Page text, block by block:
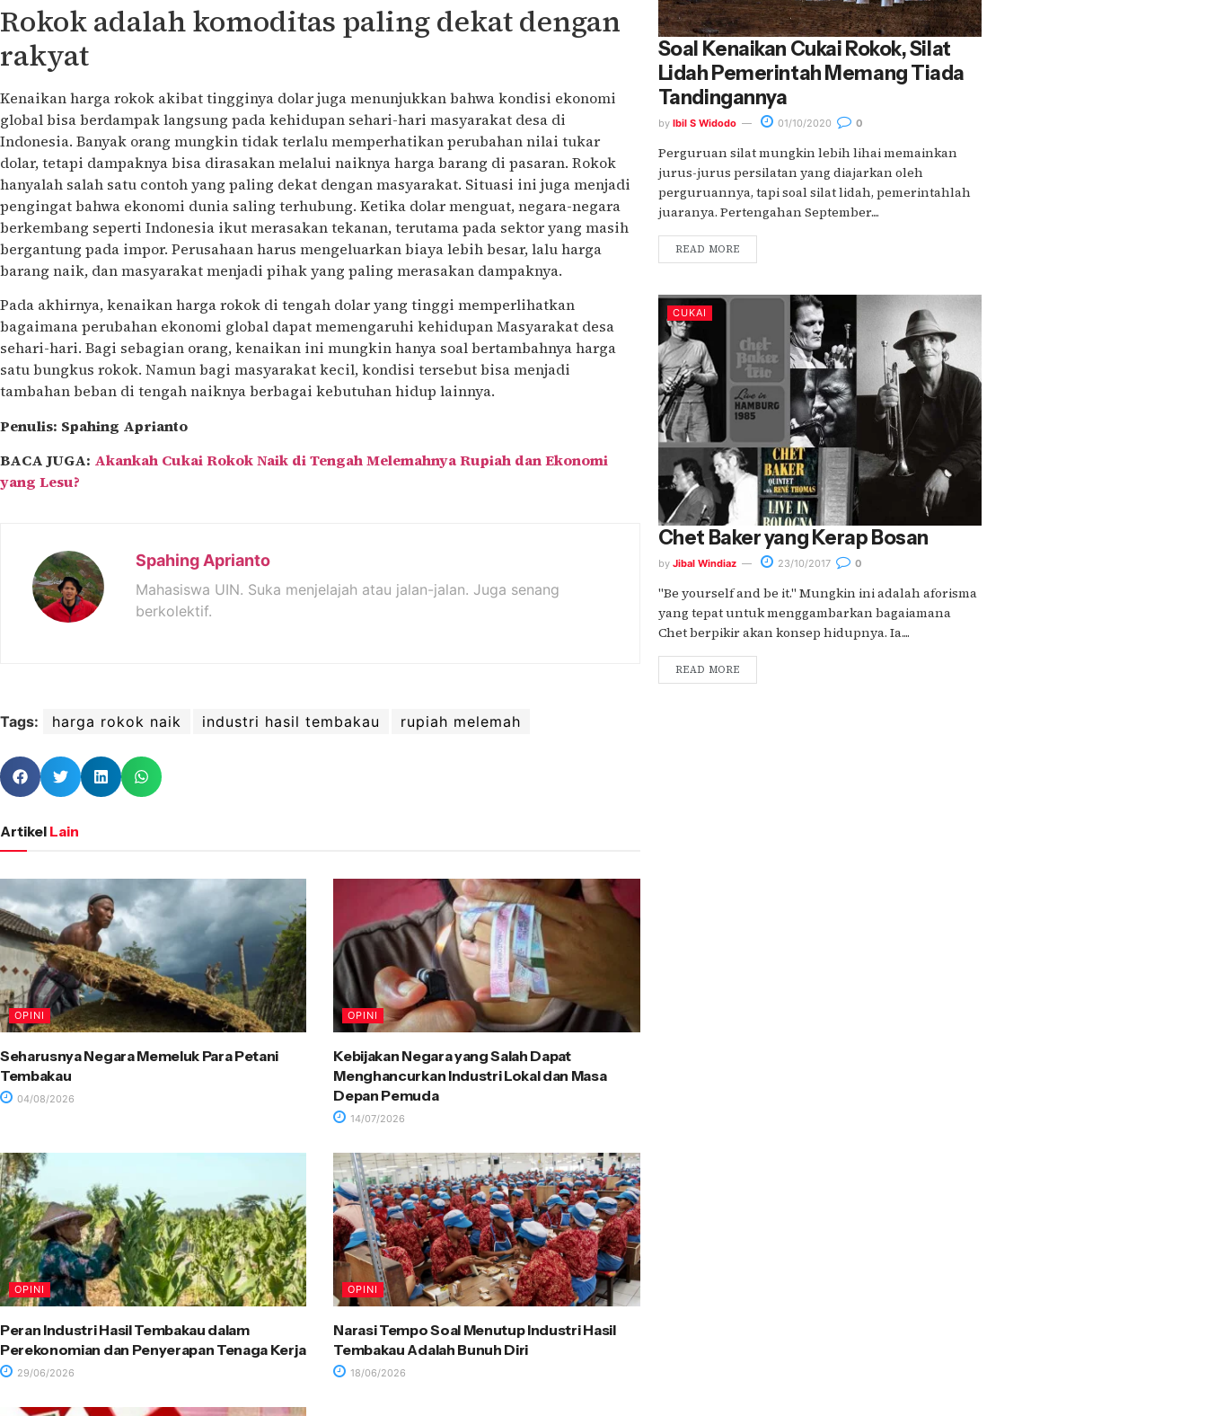
Rokok adalah komoditas paling dekat dengan
rakyat
Kenaikan harga rokok akibat tingginya dolar juga menunjukkan bahwa kondisi ekonomi
global bisa berdampak langsung pada kehidupan sehari-hari masyarakat desa di
Indonesia. Banyak orang mungkin tidak terlalu memperhatikan perubahan nilai tukar
dolar, tetapi dampaknya bisa dirasakan melalui naiknya harga barang di pasaran. Rokok
hanyalah salah satu contoh yang paling dekat dengan masyarakat. Situasi ini juga menjadi
pengingat bahwa ekonomi dunia saling terhubung. Ketika dolar menguat, negara-negara
berkembang seperti Indonesia ikut merasakan tekanan, terutama pada sektor yang masih
bergantung pada impor. Perusahaan harus mengeluarkan biaya lebih besar, lalu harga
barang naik, dan masyarakat menjadi pihak yang paling merasakan dampaknya.
Pada akhirnya, kenaikan harga rokok di tengah dolar yang tinggi memperlihatkan
bagaimana perubahan ekonomi global dapat memengaruhi kehidupan Masyarakat desa
sehari-hari. Bagi sebagian orang, kenaikan ini mungkin hanya soal bertambahnya harga
satu bungkus rokok. Namun bagi masyarakat kecil, kondisi tersebut bisa menjadi
tambahan beban di tengah naiknya berbagai kebutuhan hidup lainnya.
Penulis: Spahing Aprianto
BACA JUGA: Akankah Cukai Rokok Naik di Tengah Melemahnya Rupiah dan Ekonomi
yang Lesu?
Spahing Aprianto
Mahasiswa UIN. Suka menjelajah atau jalan-jalan. Juga senang
berkolektif.
Tags: harga rokok naik industri hasil tembakau rupiah melemah
Artikel Lain
OPINI
Seharusnya Negara Memeluk Para Petani
Tembakau
04/08/2026
OPINI
Kebijakan Negara yang Salah Dapat
Menghancurkan Industri Lokal dan Masa
Depan Pemuda
14/07/2026
OPINI
Peran Industri Hasil Tembakau dalam
Perekonomian dan Penyerapan Tenaga Kerja
29/06/2026
OPINI
Narasi Tempo Soal Menutup Industri Hasil
Tembakau Adalah Bunuh Diri
18/06/2026
Soal Kenaikan Cukai Rokok, Silat
Lidah Pemerintah Memang Tiada
Tandingannya
by Ibil S Widodo 01/10/2020 0
Perguruan silat mungkin lebih lihai memainkan
jurus-jurus persilatan yang diajarkan oleh
perguruannya, tapi soal silat lidah, pemerintahlah
juaranya. Pertengahan September....
READ MORE
CUKAI
Chet Baker yang Kerap Bosan
by Jibal Windiaz 23/10/2017 0
"Be yourself and be it." Mungkin ini adalah aforisma
yang tepat untuk menggambarkan bagaiamana
Chet berpikir akan konsep hidupnya. Ia....
READ MORE